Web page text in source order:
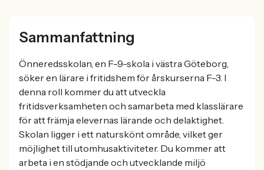
Sammanfattning
Önneredsskolan, en F-9-skola i västra Göteborg,
söker en lärare i fritidshem för årskurserna F-3. I
denna roll kommer du att utveckla
fritidsverksamheten och samarbeta med klasslärare
för att främja elevernas lärande och delaktighet.
Skolan ligger i ett naturskönt område, vilket ger
möjlighet till utomhusaktiviteter. Du kommer att
arbeta i en stödjande och utvecklande miljö